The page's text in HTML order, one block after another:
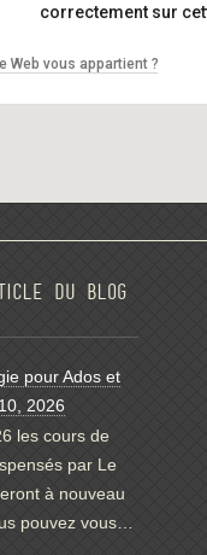
correctement sur
Web vous appartient ?
du blog
pour Ados et
2026
les cours de
par Le
à nouveau
pouvez vous…